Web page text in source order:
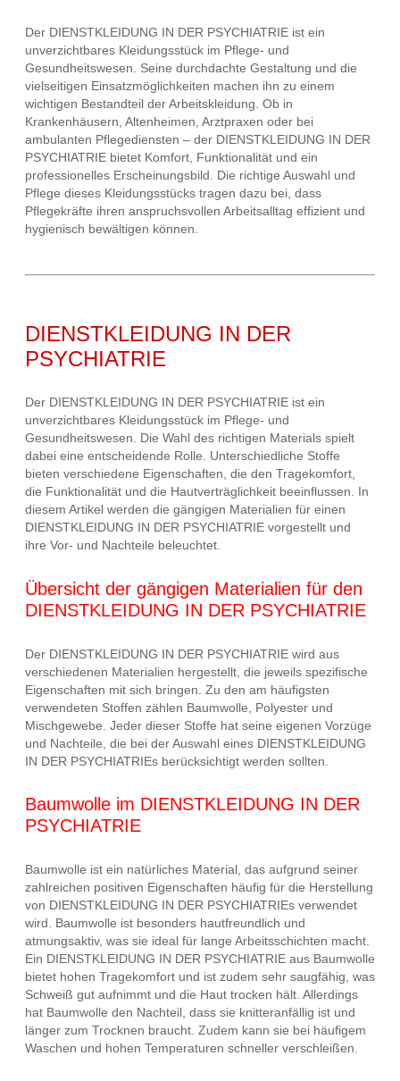
Der DIENSTKLEIDUNG IN DER PSYCHIATRIE ist ein
unverzichtbares Kleidungsstück im Pflege- und
Gesundheitswesen. Seine durchdachte Gestaltung und die
vielseitigen Einsatzmöglichkeiten machen ihn zu einem
wichtigen Bestandteil der Arbeitskleidung. Ob in
Krankenhäusern, Altenheimen, Arztpraxen oder bei
ambulanten Pflegediensten – der DIENSTKLEIDUNG IN DER
PSYCHIATRIE bietet Komfort, Funktionalität und ein
professionelles Erscheinungsbild. Die richtige Auswahl und
Pflege dieses Kleidungsstücks tragen dazu bei, dass
Pflegekräfte ihren anspruchsvollen Arbeitsalltag effizient und
hygienisch bewältigen können.
DIENSTKLEIDUNG IN DER
PSYCHIATRIE
Der DIENSTKLEIDUNG IN DER PSYCHIATRIE ist ein
unverzichtbares Kleidungsstück im Pflege- und
Gesundheitswesen. Die Wahl des richtigen Materials spielt
dabei eine entscheidende Rolle. Unterschiedliche Stoffe
bieten verschiedene Eigenschaften, die den Tragekomfort,
die Funktionalität und die Hautverträglichkeit beeinflussen. In
diesem Artikel werden die gängigen Materialien für einen
DIENSTKLEIDUNG IN DER PSYCHIATRIE vorgestellt und
ihre Vor- und Nachteile beleuchtet.
Übersicht der gängigen Materialien für den
DIENSTKLEIDUNG IN DER PSYCHIATRIE
Der DIENSTKLEIDUNG IN DER PSYCHIATRIE wird aus
verschiedenen Materialien hergestellt, die jeweils spezifische
Eigenschaften mit sich bringen. Zu den am häufigsten
verwendeten Stoffen zählen Baumwolle, Polyester und
Mischgewebe. Jeder dieser Stoffe hat seine eigenen Vorzüge
und Nachteile, die bei der Auswahl eines DIENSTKLEIDUNG
IN DER PSYCHIATRIEs berücksichtigt werden sollten.
Baumwolle im DIENSTKLEIDUNG IN DER
PSYCHIATRIE
Baumwolle ist ein natürliches Material, das aufgrund seiner
zahlreichen positiven Eigenschaften häufig für die Herstellung
von DIENSTKLEIDUNG IN DER PSYCHIATRIEs verwendet
wird. Baumwolle ist besonders hautfreundlich und
atmungsaktiv, was sie ideal für lange Arbeitsschichten macht.
Ein DIENSTKLEIDUNG IN DER PSYCHIATRIE aus Baumwolle
bietet hohen Tragekomfort und ist zudem sehr saugfähig, was
Schweiß gut aufnimmt und die Haut trocken hält. Allerdings
hat Baumwolle den Nachteil, dass sie knitteranfällig ist und
länger zum Trocknen braucht. Zudem kann sie bei häufigem
Waschen und hohen Temperaturen schneller verschleißen.